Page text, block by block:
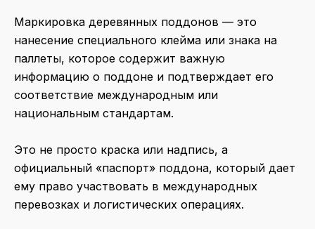
Маркировка деревянных поддонов — это
нанесение специального клейма или знака на
паллеты, которое содержит важную
информацию о поддоне и подтверждает его
соответствие международным или
национальным стандартам.
Это не просто краска или надпись, а
официальный «паспорт» поддона, который дает
ему право участвовать в международных
перевозках и логистических операциях.